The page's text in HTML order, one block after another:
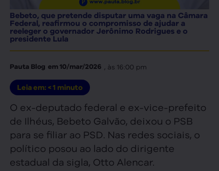
Bebeto, que pretende disputar uma vaga na Câmara
Federal, reafirmou o compromisso de ajudar a
reeleger o governador Jerônimo Rodrigues e o
presidente Lula
Pauta Blog em10/mar/2026 , às 16:00 pm
Leia em: < 1 minuto
O ex-deputado federal e ex-vice-prefeito
de Ilhéus, Bebeto Galvão, deixou o PSB
para se filiar ao PSD. Nas redes sociais, o
político posou ao lado do dirigente
estadual da sigla, Otto Alencar.